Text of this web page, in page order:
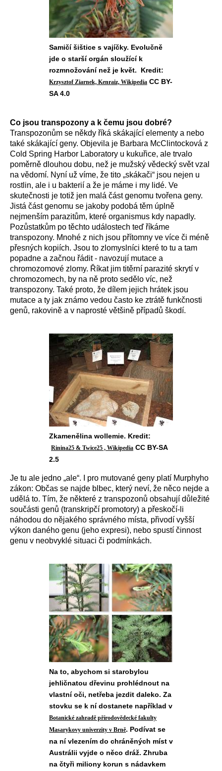
Samičí šištice s vajíčky. Evolučně
jde o starší orgán sloužící k
rozmnožování než je květ. Kredit:
Krzysztof Ziarnek, Kenraiz, Wikipedia CC BY-
SA 4.0
Co jsou transpozony a k čemu jsou dobré?
Transpozonům se někdy říká skákající elementy a nebo
také skákající geny. Objevila je Barbara McClintocková z
Cold Spring Harbor Laboratory u kukuřice, ale trvalo
poměrně dlouhou dobu, než je mužský vědecký svět vzal
na vědomí. Nyní už víme, že tito „skákači“ jsou nejen u
rostlin, ale i u bakterií a že je máme i my lidé. Ve
skutečnosti je totiž jen malá část genomu tvořena geny.
Jistá část genomu se jakoby podobá těm úplně
nejmenším parazitům, které organismus kdy napadly.
Pozůstatkům po těchto událostech teď říkáme
transpozony. Mnohé z nich jsou přítomny ve více či méně
přesných kopiích. Jsou to zlomyslníci které to tu a tam
popadne a začnou řádit- navozují mutace a
chromozomové zlomy. Říkat jim titěrní parazité skrytí v
chromozomech, by na ně proto sedělo víc, než
transpozony. Také proto, že dílem jejich hrátek jsou
mutace a ty jak známo vedou často ke ztrátě funkčnosti
genů, rakovině a v naprosté většině případů škodí.
Zkamenělina wollemie. Kredit:
Rinina25 & Twice25 , Wikipedia CC BY-SA
2.5
Je tu ale jedno „ale“. I pro mutované geny platí Murphyho
zákon: Občas se najde blbec, který neví, že něco nejde a
udělá to. Tím, že některé z transpozonů obsahují důležité
součásti genů (transkripčí promotory) a přeskočí-li
náhodou do nějakého správného místa, přivodí vyšší
výkon daného genu (jeho expresi), nebo spustí činnost
genu v neobvyklé situaci či podmínkách.
Na to, abychom si starobylou
jehličnatou dřevinu prohlédnout na
vlastní oči, netřeba jezdit daleko. Za
stovku se k ní dostanete například v
Botanické zahradě přírodovědecké fakulty
Masarykovy univerzity v Brně. Podívat se
na ní vlezením do chráněných míst v
Austrálii vyjde o něco dráž. Zhruba
na čtyři miliony korun s nádavkem